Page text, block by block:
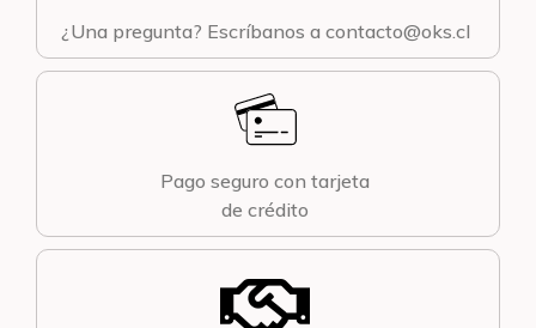
¿Una pregunta? Escríbanos a contacto@oks.cl
Pago seguro con tarjeta
de crédito